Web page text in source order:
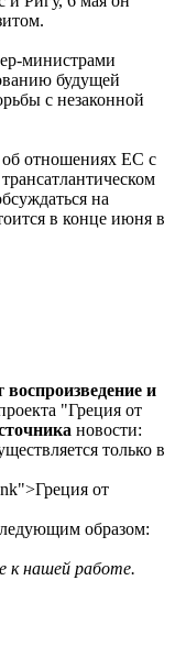
министрами
будущей
с незаконной
об отношениях ЕС с
на
в конце июня в
воспроизведение и
"Греция от
новости:
только в
от
образом:
к нашей работе.